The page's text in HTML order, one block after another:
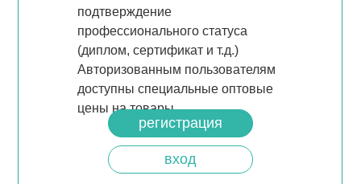
подтверждение
профессионального статуса
(диплом, сертификат и т.д.)
Авторизованным пользователям
доступны специальные оптовые
цены на товары.
регистрация
вход